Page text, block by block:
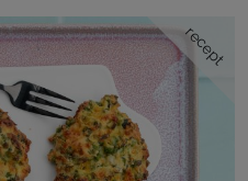
recept